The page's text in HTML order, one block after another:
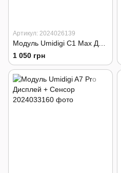
Артикул: 2024026139
1 050 грн